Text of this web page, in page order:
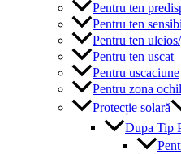
Pentru ten
Pentru ten
Pentru ten
Pentru ten uscat
Pentru uscaciune
Pentru zona
Protecție solară
Dupa Tip